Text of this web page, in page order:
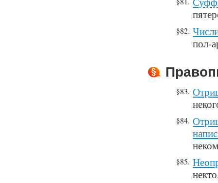
§82.
пол-
§83.
§84.
§85.